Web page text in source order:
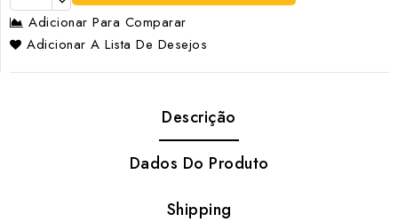
Adicionar Para Comparar
Adicionar A Lista De Desejos
Descrição
Dados Do Produto
Shipping